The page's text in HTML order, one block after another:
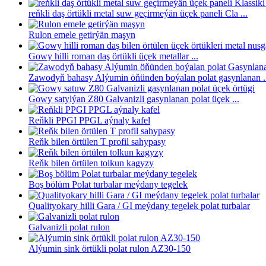
reňkli daş örtükli metal suw geçirmeýän üçek paneli Cla ...
Rulon emele getirýän maşyn
Gowy hilli roman daş örtükli üçek metallar ...
Zawodyň bahasy Alýumin öňünden boýalan polat gasynlanan
Gowy satylýan Z80 Galvanizli gasynlanan polat üçek ...
Reňkli PPGI PPGL aýnaly kafel
Reňk bilen örtülen T profil sahypasy
Reňk bilen örtülen tolkun kagyzy
Boş bölüm Polat turbalar meýdany tegelek
Qualityokary hilli Gara / GI meýdany tegelek polat turbalar
Galvanizli polat rulon
Alýumin sink örtükli polat rulon AZ30-150